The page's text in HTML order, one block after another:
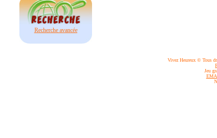
Recherche avancée
Vivez Heureux © Tous
Jeu